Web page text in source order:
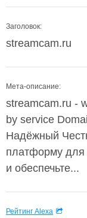
Заголовок:
streamcam.ru
Мета-описание:
streamcam.ru -
by service
Надёжный
платформу для
и обеспечьте...
Рейтинг Alexa